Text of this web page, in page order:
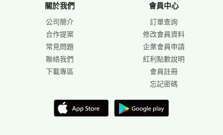
關於我們
公司簡介
合作提案
常見問題
聯絡我們
下載專區
會員中心
訂單查詢
修改會員資料
企業會員申請
紅利點數說明
會員註冊
忘記密碼